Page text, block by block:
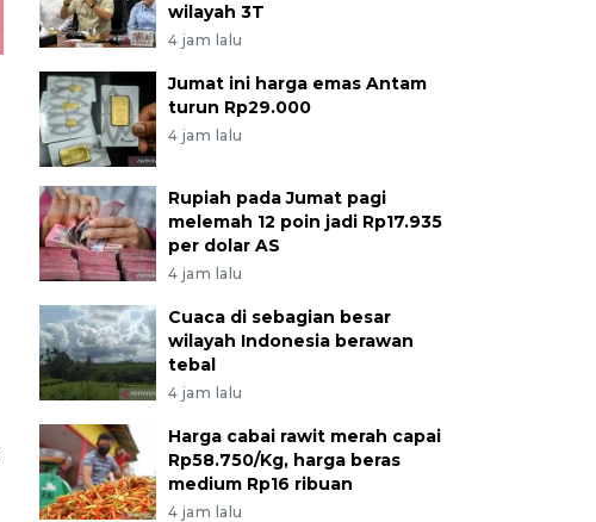
wilayah 3T
4 jam lalu
Jumat ini harga emas Antam
turun Rp29.000
4 jam lalu
Rupiah pada Jumat pagi
melemah 12 poin jadi Rp17.935
per dolar AS
4 jam lalu
Cuaca di sebagian besar
wilayah Indonesia berawan
tebal
4 jam lalu
Harga cabai rawit merah capai
Rp58.750/Kg, harga beras
medium Rp16 ribuan
4 jam lalu